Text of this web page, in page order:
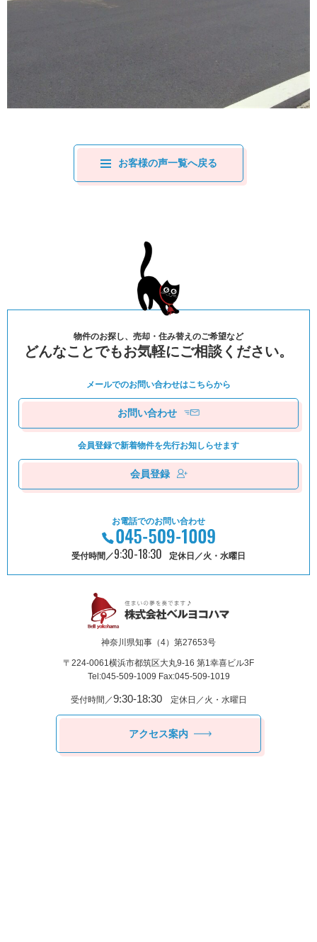
お客様の声一覧へ戻る
物件のお探し、売却・住み替えのご希望など
どんなことでもお気軽にご相談ください。
メールでのお問い合わせはこちらから
お問い合わせ
会員登録で新着物件を先⾏お知しらせます
会員登録
お電話でのお問い合わせ
受付時間／9:30-18:30 定休日／火・水曜日
神奈川県知事（4）第27653号
〒224-0061横浜市都筑区⼤丸9-16 第1幸喜ビル3F
Tel:045-509-1009 Fax:045-509-1019
受付時間／9:30-18:30定休日／火・水曜日
アクセス案内